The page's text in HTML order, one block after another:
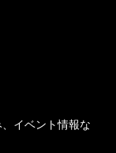
イベント情報な